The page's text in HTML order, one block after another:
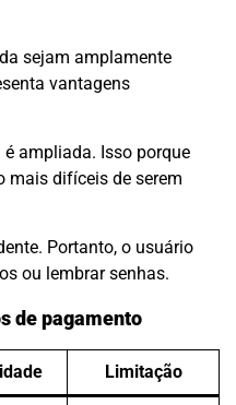
sejam amplamente
vantagens
ampliada. Isso porque
mais difíceis de serem
Portanto, o usuário
ou lembrar senhas.
de pagamento
Limitação